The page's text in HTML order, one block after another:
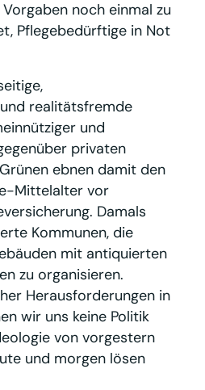
noch einmal zu
Pflegebedürftige in Not
realitätsfremde
und
privaten
ebnen damit den
Mittelalter vor
Damals
Kommunen, die
mit antiquierten
zu organisieren.
Herausforderungen in
wir uns keine Politik
von vorgestern
und morgen lösen